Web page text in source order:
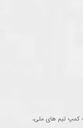
کمپ تیم های ملی،